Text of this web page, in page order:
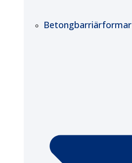
Betongbarriärformar